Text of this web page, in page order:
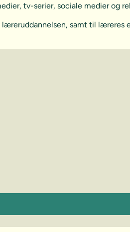
tv-serier, sociale medier og
samt til læreres